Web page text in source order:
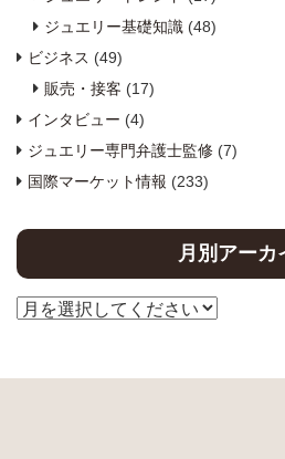
ジュエリー基礎知識 (48)
ビジネス (49)
販売・接客 (17)
インタビュー (4)
ジュエリー専門弁護士監修 (7)
国際マーケット情報 (233)
月別アーカ